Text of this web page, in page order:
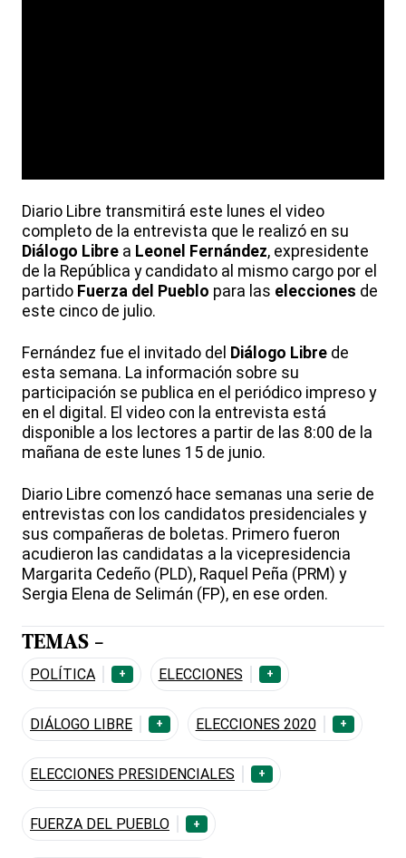
Diario Libre transmitirá este lunes el video
completo de la entrevista que le realizó en su
Diálogo Libre a Leonel Fernández, expresidente
de la República y candidato al mismo cargo por el
partido Fuerza del Pueblo para las elecciones de
este cinco de julio.
Fernández fue el invitado del Diálogo Libre de
esta semana. La información sobre su
participación se publica en el periódico impreso y
en el digital. El video con la entrevista está
disponible a los lectores a partir de las 8:00 de la
mañana de este lunes 15 de junio.
Diario Libre comenzó hace semanas una serie de
entrevistas con los candidatos presidenciales y
sus compañeras de boletas. Primero fueron
acudieron las candidatas a la vicepresidencia
Margarita Cedeño (PLD), Raquel Peña (PRM) y
Sergia Elena de Selimán (FP), en ese orden.
TEMAS -
POLÍTICA + ELECCIONES +
DIÁLOGO LIBRE + ELECCIONES 2020 +
ELECCIONES PRESIDENCIALES +
FUERZA DEL PUEBLO +